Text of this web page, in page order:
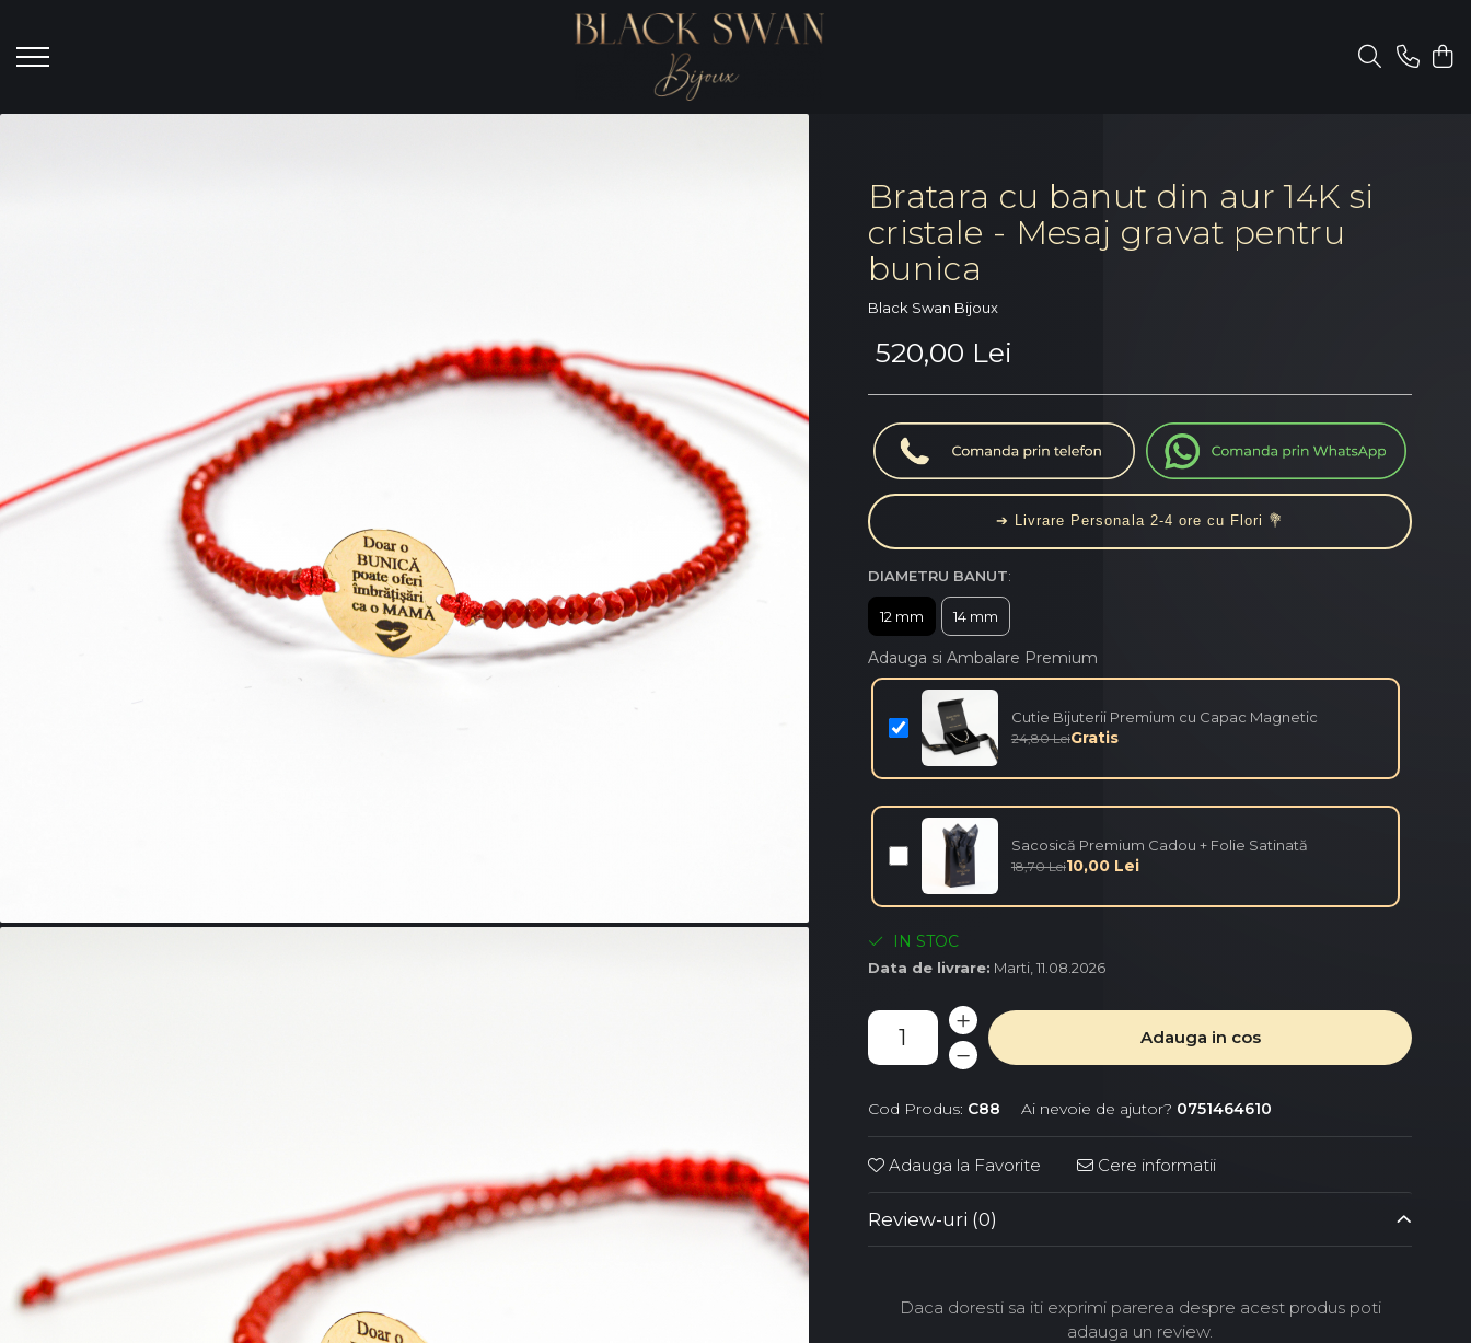
Bratara cu banut din aur 14K si
cristale - Mesaj gravat pentru
bunica
Black Swan Bijoux
520,00 Lei
➔ Livrare Personala 2-4 ore cu Flori 💐
DIAMETRU BANUT:
12 mm 14 mm
Adauga si Ambalare Premium
Cutie Bijuterii Premium cu Capac Magnetic
24,80 LeiGratis
Sacosică Premium Cadou + Folie Satinată
18,70 Lei10,00 Lei
IN STOC
Data de livrare: Marti, 11.08.2026
Adauga in cos
Cod Produs: C88 Ai nevoie de ajutor? 0751464610
Adauga la Favorite Cere informatii
Review-uri (0)
Daca doresti sa iti exprimi parerea despre acest produs poti
adauga un review.